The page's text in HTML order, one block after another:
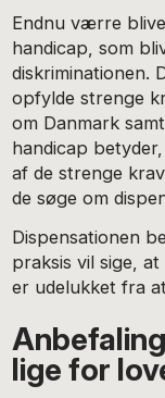
Endnu værre
handicap, som
diskriminationen.
opfylde strenge
om Danmark
handicap
af de strenge
de søge om
Dispensationen
praksis vil sige,
er udelukket fra
lige for